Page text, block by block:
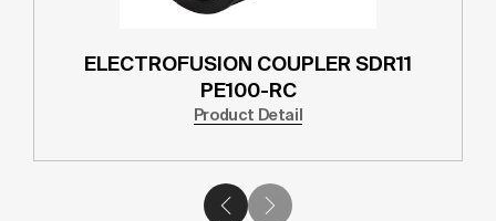
ELECTROFUSION COUPLER SDR11
PE100-RC
Product Detail